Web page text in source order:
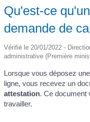
Qu'est-ce
demande de
Vérifié le 20/01/2022 -
administrative (Première
Lorsque vous déposez
ligne, vous recevez un
attestation. Ce document
travailler.